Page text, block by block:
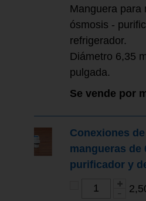
Manguera para
ósmosis -
refrigerador.
Diámetro 6,35
pulgada.
Se vende por
Conexiones
mangueras de
purificador y